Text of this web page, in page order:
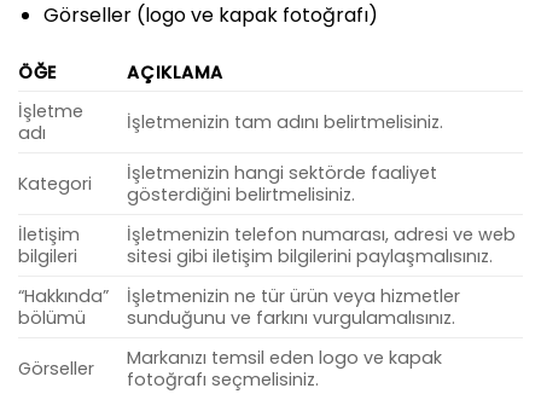
Görseller (logo ve kapak fotoğrafı)
ÖĞE
AÇIKLAMA
İşletme
adı
İşletmenizin tam adını belirtmelisiniz.
Kategori
İşletmenizin hangi sektörde faaliyet
gösterdiğini belirtmelisiniz.
İletişim
bilgileri
İşletmenizin telefon numarası, adresi ve web
sitesi gibi iletişim bilgilerini paylaşmalısınız.
“Hakkında”
bölümü
İşletmenizin ne tür ürün veya hizmetler
sunduğunu ve farkını vurgulamalısınız.
Görseller
Markanızı temsil eden logo ve kapak
fotoğrafı seçmelisiniz.